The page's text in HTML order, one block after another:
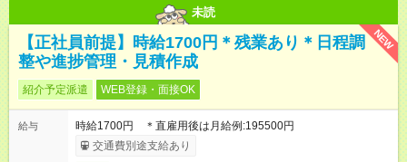
未読
NEW
【正社員前提】時給1700円＊残業あり＊日程調
整や進捗管理・見積作成
紹介予定派遣 WEB登録・面接OK
給与
時給1700円 ＊直雇用後は月給例:195500円
交通費別途支給あり